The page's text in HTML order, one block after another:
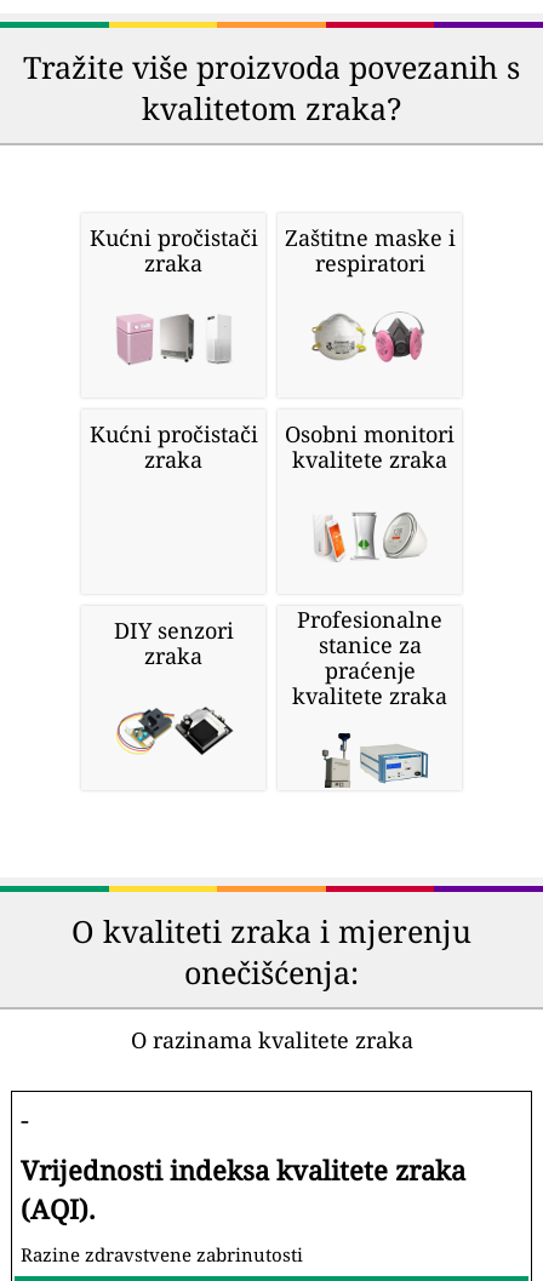
Tražite više proizvoda povezanih s
kvalitetom zraka?
Kućni pročistači
zraka
Zaštitne maske i
respiratori
Kućni pročistači
zraka
Osobni monitori
kvalitete zraka
DIY senzori
zraka
Profesionalne
stanice za
praćenje
kvalitete zraka
O kvaliteti zraka i mjerenju
onečišćenja:
O razinama kvalitete zraka
-
Vrijednosti indeksa kvalitete zraka
(AQI).
Razine zdravstvene zabrinutosti